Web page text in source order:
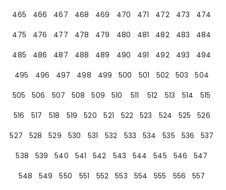
465
466 467 468 469 470 471 472 473
474
475
476 477 478 479 480 481 482 483
484
485
486 487 488 489 490 491 492 493
494
495
496 497 498 499 500 501 502 503
504
505
506 507 508 509 510 511 512 513 514
515
516
517 518 519 520 521 522 523 524 525
526
527
528 529 530 531 532 533 534 535 536
537
538
539 540 541 542 543 544 545 546
547
548
549 550 551 552 553 554 555 556
557